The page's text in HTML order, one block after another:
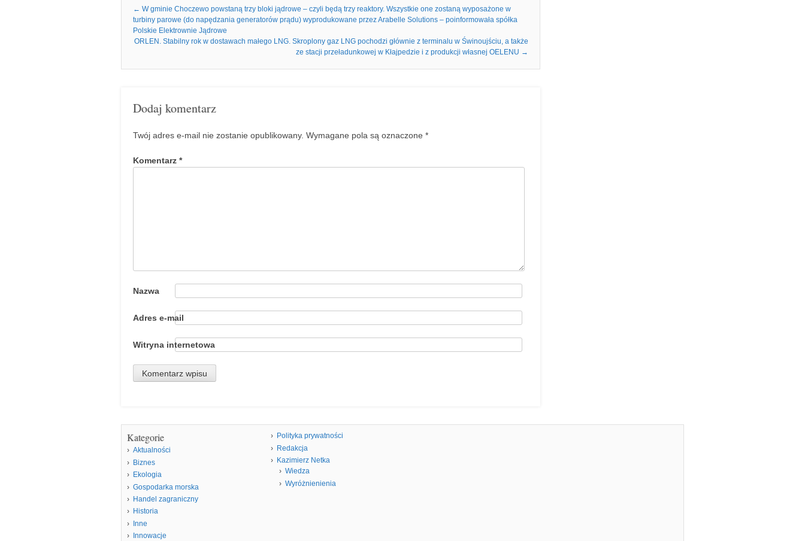
Nawigacja we wpisach
← W gminie Choczewo powstaną trzy bloki jądrowe – czyli będą trzy reaktory. Wszystkie one zostaną wyposażone w
turbiny parowe (do napędzania generatorów prądu) wyprodukowane przez Arabelle Solutions – poinformowała spółka
Polskie Elektrownie Jądrowe
ORLEN. Stabilny rok w dostawach małego LNG. Skroplony gaz LNG pochodzi głównie z terminalu w Świnoujściu, a także
ze stacji przeładunkowej w Kłajpedzie i z produkcji własnej OELENU →
Dodaj komentarz
Twój adres e-mail nie zostanie opublikowany. Wymagane pola są oznaczone *
Komentarz *
Nazwa
Adres e-mail
Witryna internetowa
Kategorie
Aktualności
Biznes
Ekologia
Gospodarka morska
Handel zagraniczny
Historia
Inne
Innowacje
Polityka prywatności
Redakcja
Kazimierz Netka
Wiedza
Wyróżnienienia